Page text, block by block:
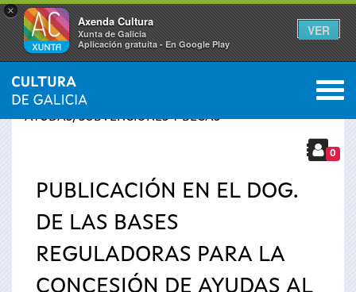
×
Axenda Cultura
Xunta de Galicia
Aplicación gratuíta - En Google Play
VER
Se
usted
aquí
INICIO › SERVICIOS
AYUDAS, SUBVENCIONES Y BECAS
0
PUBLICACIÓN EN EL DOG.
DE LAS BASES
REGULADORAS PARA LA
CONCESIÓN DE AYUDAS AL